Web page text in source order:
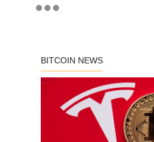
BITCOIN NEWS